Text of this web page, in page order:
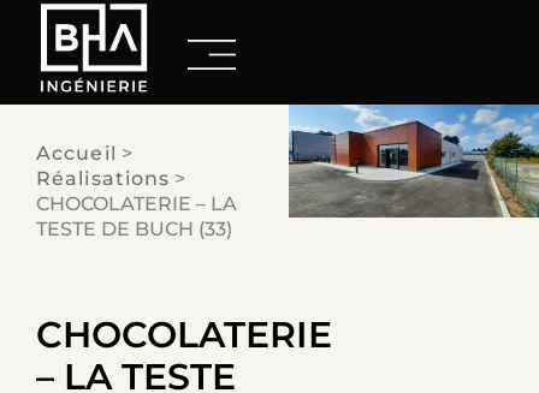
Accueil >
Réalisations >
CHOCOLATERIE – LA
TESTE DE BUCH (33)
CHOCOLATERIE
– LA TESTE